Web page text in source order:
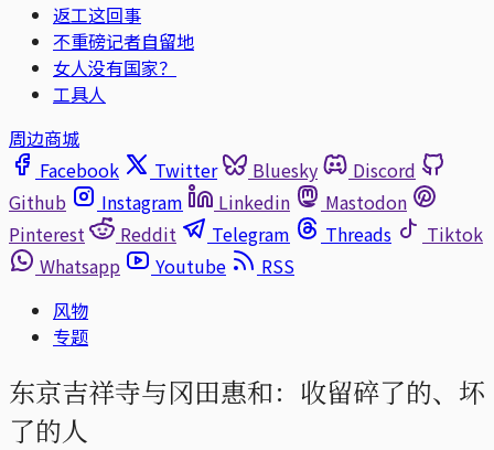
返工这回事
不重磅记者自留地
女人没有国家？
工具人
周边商城
Facebook
Twitter Bluesky
Discord
Github
Instagram Linkedin
Mastodon
Pinterest
Reddit Telegram Threads
Tiktok
Whatsapp
Youtube
RSS
风物
专题
东京吉祥寺与冈田惠和：收留碎了的、坏
了的人